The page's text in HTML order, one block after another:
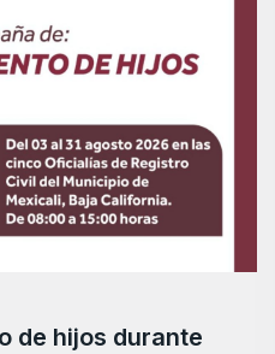
de hijos durante